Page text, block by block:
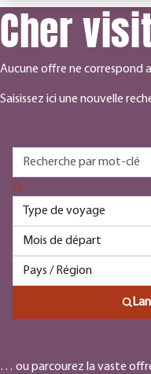
Cher
Aucune offre ne correspond
Saisissez ici une nouvelle
… ou parcourez la vaste